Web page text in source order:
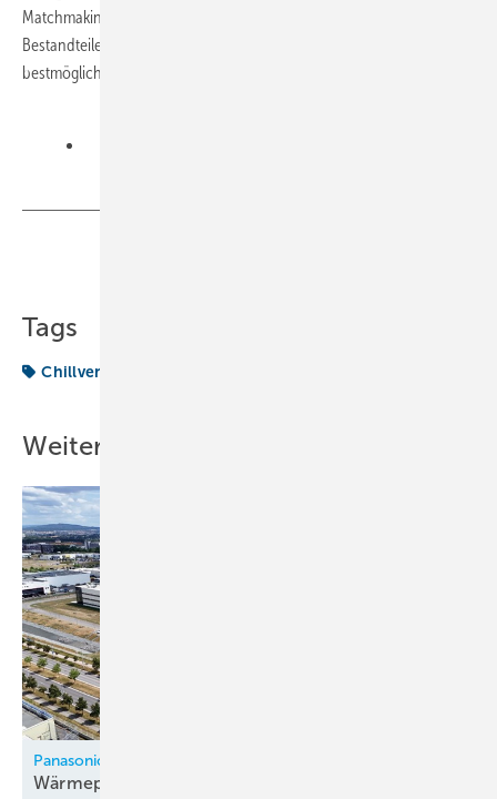
Matchmaking zwischen allen Teilnehmern sind daher zentrale
Bestandteile der Veranstaltungsplattform, um persönlichen Kontakt
bestmöglich zu ermöglichen.
Tags
Chillventa
Weitere Inhalte
Panasonic
Wärmepumpenfabrik in Tschechien